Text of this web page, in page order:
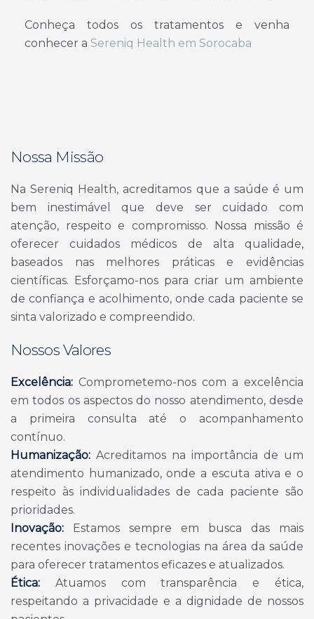
Conheça todos os tratamentos e venha
conhecer a Sereniq Health em Sorocaba
Nossa Missão
Na Sereniq Health, acreditamos que a saúde é um
bem inestimável que deve ser cuidado com
atenção, respeito e compromisso. Nossa missão é
oferecer cuidados médicos de alta qualidade,
baseados nas melhores práticas e evidências
científicas. Esforçamo-nos para criar um ambiente
de confiança e acolhimento, onde cada paciente se
sinta valorizado e compreendido.
Nossos Valores
Excelência: Comprometemo-nos com a excelência
em todos os aspectos do nosso atendimento, desde
a primeira consulta até o acompanhamento
contínuo.
Humanização: Acreditamos na importância de um
atendimento humanizado, onde a escuta ativa e o
respeito às individualidades de cada paciente são
prioridades.
Inovação: Estamos sempre em busca das mais
recentes inovações e tecnologias na área da saúde
para oferecer tratamentos eficazes e atualizados.
Ética: Atuamos com transparência e ética,
respeitando a privacidade e a dignidade de nossos